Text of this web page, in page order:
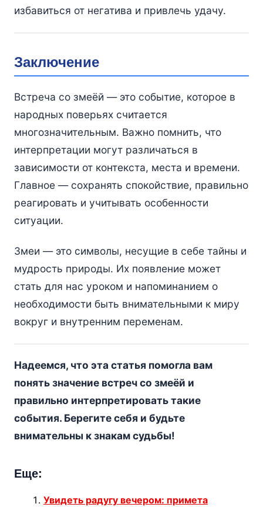
избавиться от негатива и привлечь удачу.
Заключение
Встреча со змеёй — это событие, которое в
народных поверьях считается
многозначительным. Важно помнить, что
интерпретации могут различаться в
зависимости от контекста, места и времени.
Главное — сохранять спокойствие, правильно
реагировать и учитывать особенности
ситуации.
Змеи — это символы, несущие в себе тайны и
мудрость природы. Их появление может
стать для нас уроком и напоминанием о
необходимости быть внимательными к миру
вокруг и внутренним переменам.
Надеемся, что эта статья помогла вам
понять значение встреч со змеёй и
правильно интерпретировать такие
события. Берегите себя и будьте
внимательны к знакам судьбы!
Еще:
Увидеть радугу вечером: примета